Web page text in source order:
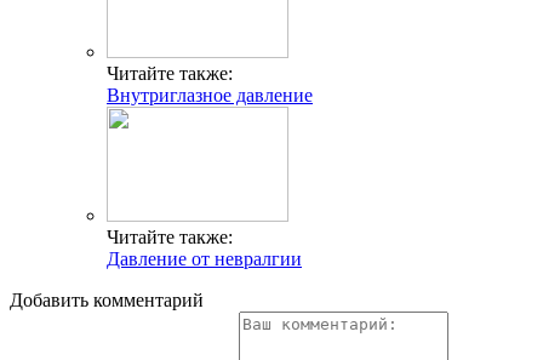
Читайте также:
Внутриглазное давление
Читайте также:
Давление от невралгии
Добавить комментарий